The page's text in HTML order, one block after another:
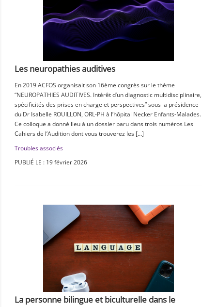
Les neuropathies auditives
En 2019 ACFOS organisait son 16ème congrès sur le thème
“NEUROPATHIES AUDITIVES. Intérêt d’un diagnostic multidisciplinaire,
spécificités des prises en charge et perspectives” sous la présidence
du Dr Isabelle ROUILLON, ORL-PH à l’hôpital Necker Enfants-Malades.
Ce colloque a donné lieu à un dossier paru dans trois numéros Les
Cahiers de l’Audition dont vous trouverez les […]
Troubles associés
PUBLIÉ LE : 19 février 2026
La personne bilingue et biculturelle dans le